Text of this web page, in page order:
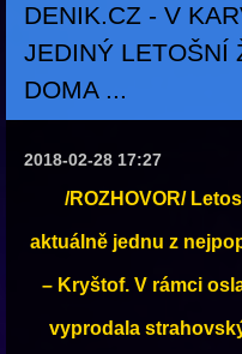
DENIK.CZ - V
JEDINÝ LETOŠNÍ
DOMA ...
2018-02-28 17:27
/ROZHOVOR/
aktuálně jednu z
– Kryštof. V rámci
vyprodala